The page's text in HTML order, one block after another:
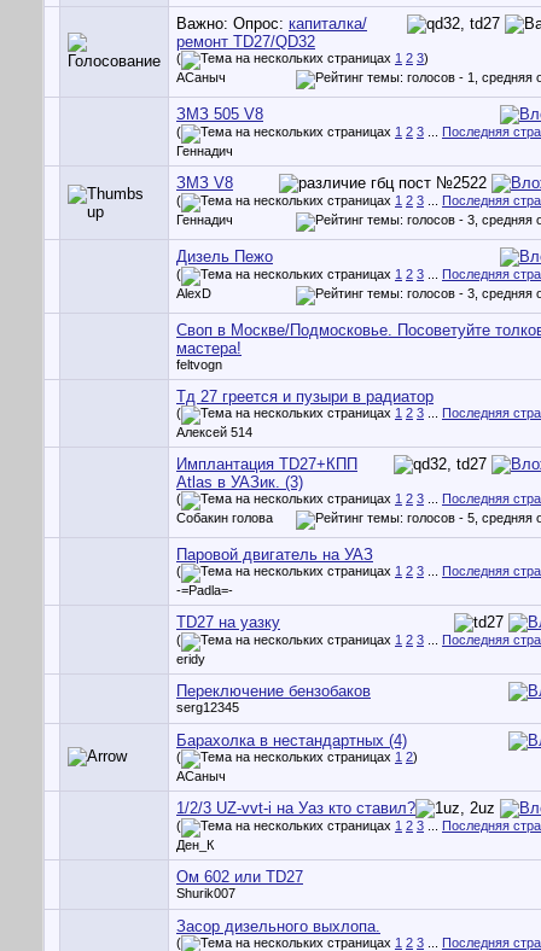
Важно: Опрос: капиталка/
ремонт TD27/QD32
( 1 2 3)
АСаныч
ЗМЗ 505 V8
( 1 2 3
Последняя
Геннадич
ЗМЗ V8
( 1 2 3
Последняя
Геннадич
Дизель Пежо
( 1 2 3
Последняя
AlexD
Своп в Москве/Подмосковье. Посоветуйте
мастера!
feltvogn
Тд 27 греется и пузыри в радиатор
( 1 2 3
Последняя
Алексей 514
Имплантация TD27+КПП
Atlas в УАЗик. (3)
( 1 2 3
Последняя
Собакин голова
Паровой двигатель на УАЗ
( 1 2 3
Последняя
-=Padla=-
TD27 на уазку
( 1 2 3
Последняя
eridy
Переключение бензобаков
serg12345
Барахолка в нестандартных (4)
( 1 2)
АСаныч
1/2/3 UZ-vvt-i на Уаз кто ставил?
( 1 2 3
Последняя
Ден_К
Ом 602 или TD27
Shurik007
Засор дизельного выхлопа.
( 1 2 3
Последняя